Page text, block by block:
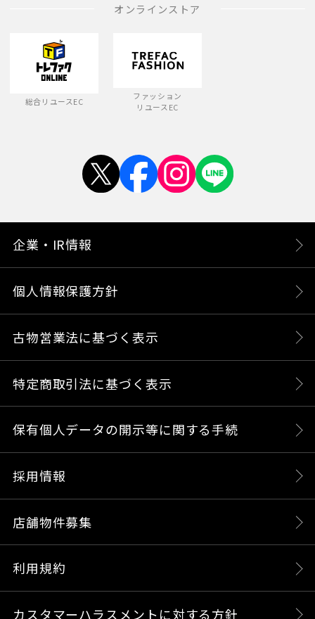
オンラインストア
総合リユースEC
ファッション
リユースEC
企業・IR情報
個人情報保護方針
古物営業法に基づく表示
特定商取引法に基づく表示
保有個人データの開示等に関する手続
採用情報
店舗物件募集
利用規約
カスタマーハラスメントに対する方針